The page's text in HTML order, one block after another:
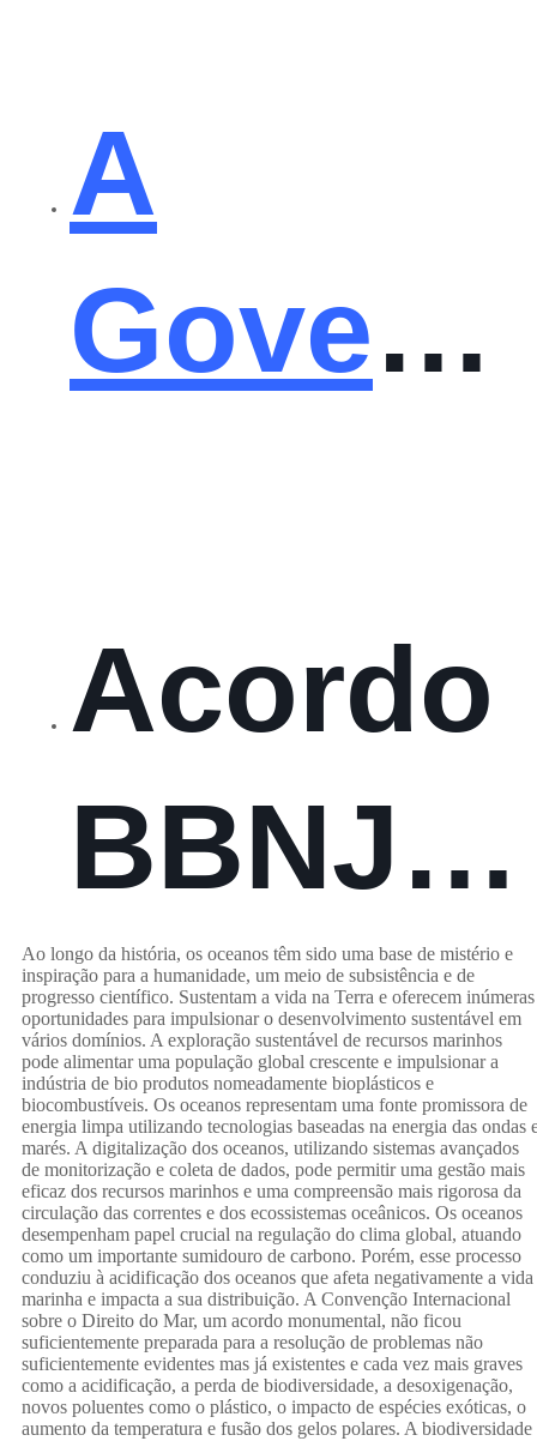
A
Oceano
para o
–
Aldino
Acordo
BBNJ –
a última
peça do
puzzle
Ao longo da história, os oceanos têm sido uma base de mistério e
inspiração para a humanidade, um meio de subsistência e de
progresso científico. Sustentam a vida na Terra e oferecem inúmeras
oportunidades para impulsionar o desenvolvimento sustentável em
vários domínios. A exploração sustentável de recursos marinhos
pode alimentar uma população global crescente e impulsionar a
indústria de bio produtos nomeadamente bioplásticos e
biocombustíveis. Os oceanos representam uma fonte promissora de
energia limpa utilizando tecnologias baseadas na energia das ondas
marés. A digitalização dos oceanos, utilizando sistemas avançados
de monitorização e coleta de dados, pode permitir uma gestão mais
eficaz dos recursos marinhos e uma compreensão mais rigorosa da
circulação das correntes e dos ecossistemas oceânicos. Os oceanos
desempenham papel crucial na regulação do clima global, atuando
como um importante sumidouro de carbono. Porém, esse processo
conduziu à acidificação dos oceanos que afeta negativamente a vida
marinha e impacta a sua distribuição. A Convenção Internacional
sobre o Direito do Mar, um acordo monumental, não ficou
suficientemente preparada para a resolução de problemas não
suficientemente evidentes mas já existentes e cada vez mais graves
como a acidificação, a perda de biodiversidade, a desoxigenação,
novos poluentes como o plástico, o impacto de espécies exóticas, o
aumento da temperatura e fusão dos gelos polares. A biodiversidade